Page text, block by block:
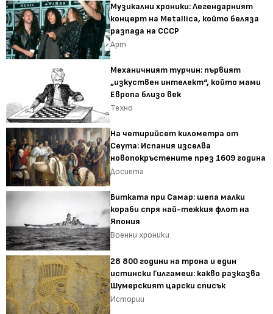
Музикални хроники: Легендарният
концерт на Metallica, който беляза
разпада на СССР
Арт
Механичният турчин: първият
„изкуствен интелект“, който мами
Европа близо век
Техно
На четирийсет километра от
Сеута: Испания изселва
новопокръстените през 1609 година
Досиета
Битката при Самар: шепа малки
кораби спря най-тежкия флот на
Япония
Военни хроники
28 800 години на трона и един
истински Гилгамеш: какво разказва
Шумерският царски списък
Истории